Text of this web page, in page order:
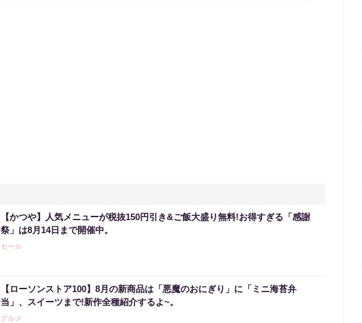
【かつや】人気メニューが税抜150円引き&ご飯大盛り無料!お得すぎる「感謝
祭」は8月14日まで開催中。
セール
【ローソンストア100】8月の新商品は「悪魔のおにぎり」に「ミニ海苔弁
当」、スイーツまで!新作全種紹介するよ~。
グルメ